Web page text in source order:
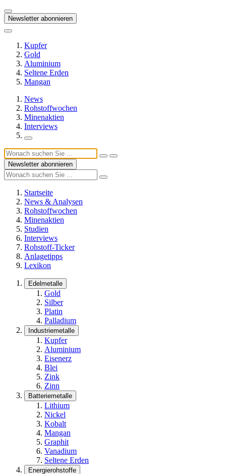
Newsletter abonnieren
Kupfer
Gold
Aluminium
Seltene Erden
Mangan
News
Rohstoffwochen
Minenaktien
Interviews
Newsletter abonnieren
Startseite
News & Analysen
Rohstoffwochen
Minenaktien
Studien
Interviews
Rohstoff-Ticker
Anlagetipps
Lexikon
Edelmetalle
Gold
Silber
Platin
Palladium
Industriemetalle
Kupfer
Aluminium
Eisenerz
Blei
Zink
Zinn
Batteriemetalle
Lithium
Nickel
Kobalt
Mangan
Graphit
Vanadium
Seltene Erden
Energierohstoffe